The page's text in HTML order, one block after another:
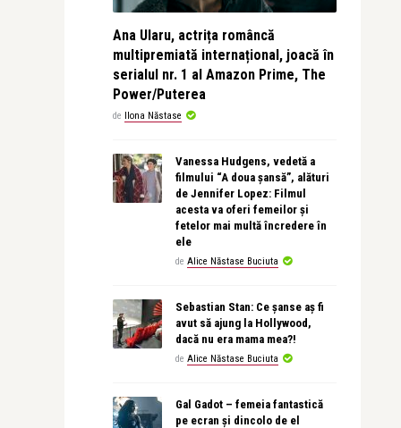
Ana Ularu, actrița româncă
multipremiată internațional, joacă în
serialul nr. 1 al Amazon Prime, The
Power/Puterea
de Ilona Năstase
Vanessa Hudgens, vedetă a
filmului “A doua șansă”, alături
de Jennifer Lopez: Filmul
acesta va oferi femeilor și
fetelor mai multă încredere în
ele
de Alice Năstase Buciuta
Sebastian Stan: Ce șanse aș fi
avut să ajung la Hollywood,
dacă nu era mama mea?!
de Alice Năstase Buciuta
Gal Gadot – femeia fantastică
pe ecran și dincolo de el